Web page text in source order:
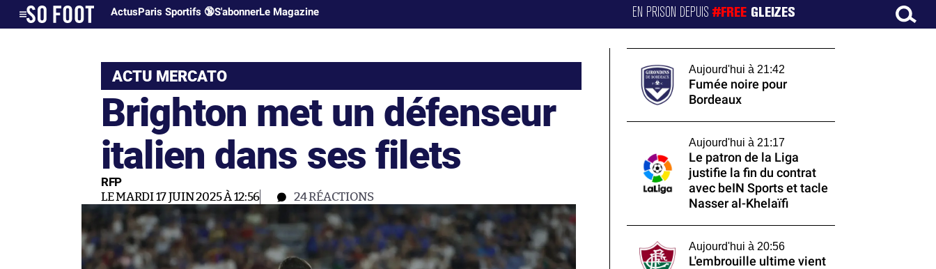
ActusParis Sportifs 🔞S'abonnerLe Magazine EN PRISON DEPUIS#FREE GLEIZES
ACTU MERCATO
Brighton met un défenseur
italien dans ses filets
RFP
LE MARDI 17 JUIN 2025 À 12:56 24RÉACTIONS
Aujourd'hui à 21:42
Fumée noire pour
Bordeaux
Aujourd'hui à 21:17
Le patron de la Liga
justifie la fin du contrat
avec beIN Sports et tacle
Nasser al-Khelaïfi
Aujourd'hui à 20:56
L'embrouille ultime vient